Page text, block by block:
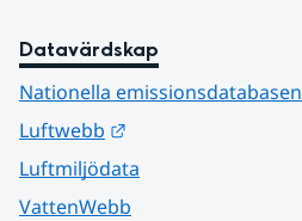
Datavärdskap
Nationella emissionsdatabasen
Luftwebb
Luftmiljödata
VattenWebb